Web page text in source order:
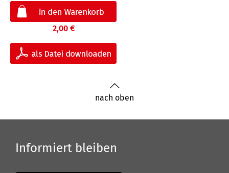
2,00 €
nach oben
Informiert bleiben